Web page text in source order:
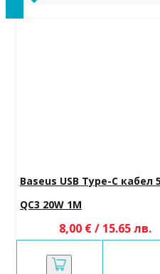
Baseus USB Type-C кабел
QC3 20W 1M
8,00 € / 15.65 лв.